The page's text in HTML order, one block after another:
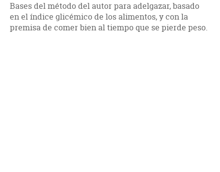
Bases del método del autor para adelgazar, basado
en el índice glicémico de los alimentos, y con la
premisa de comer bien al tiempo que se pierde peso.